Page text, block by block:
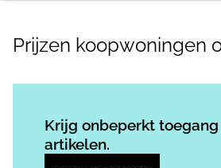
Prijzen koopwoningen
Krijg onbeperkt
artikelen.